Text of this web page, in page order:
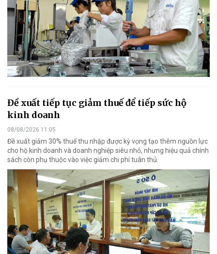
Đề xuất tiếp tục giảm thuế để tiếp sức hộ
kinh doanh
08/08/2026 11:05
Đề xuất giảm 30% thuế thu nhập được kỳ vọng tạo thêm nguồn lực
cho hộ kinh doanh và doanh nghiệp siêu nhỏ, nhưng hiệu quả chính
sách còn phụ thuộc vào việc giảm chi phí tuân thủ.